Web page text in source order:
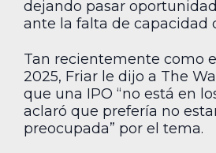
dejando pasar
ante la falta de capacidad
Tan recientemente como
2025, Friar le dijo a The
que una IPO “no está en
aclaró que prefería no
preocupada” por el tema.